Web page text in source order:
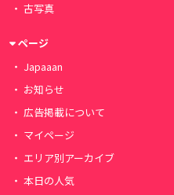
古写真
ページ
Japaaan
お知らせ
広告掲載について
マイページ
エリア別アーカイブ
本日の人気